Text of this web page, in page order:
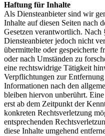
Haftung für Inhalte
Als Diensteanbieter sind wir
Inhalte auf diesen Seiten nach
Gesetzen verantwortlich.
Diensteanbieter jedoch nicht
übermittelte oder gespeicherte
oder nach Umständen zu
eine rechtswidrige Tätigkeit
Verpflichtungen zur
Informationen nach den
bleiben hiervon unberührt.
erst ab dem Zeitpunkt der
konkreten Rechtsverletzung
entsprechenden
diese Inhalte umgehend